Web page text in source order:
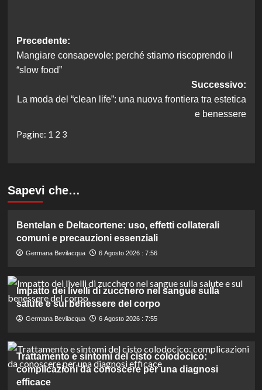
Navigazione
articolo
Precedente:
Mangiare consapevole: perché stiamo riscoprendo il
“slow food”
Successivo:
La moda del “clean life”: una nuova frontiera tra estetica
e benessere
Pagine: 1 2 3
Sapevi che…
Bentelan e Deltacortene: uso, effetti collaterali
comuni e precauzioni essenziali
Germana Bevilacqua 6 Agosto 2026 : 7:56
Impatto dei livelli di zucchero nel sangue sulla
salute e sul benessere del corpo
Germana Bevilacqua 6 Agosto 2026 : 7:55
Trattamento e sintomi del cisto colodocico:
complicazioni da conoscere per una diagnosi
efficace